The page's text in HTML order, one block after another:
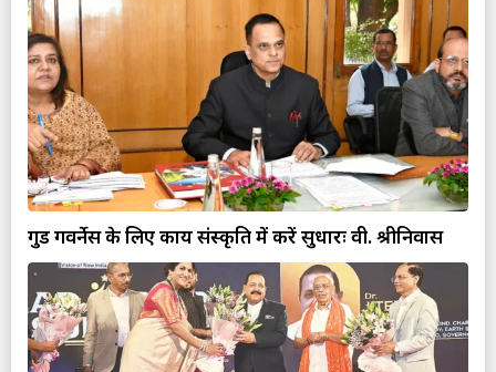
गुड गवर्नेस के लिए कार्य संस्कृति में करें सुधारः वी. श्रीनिवास